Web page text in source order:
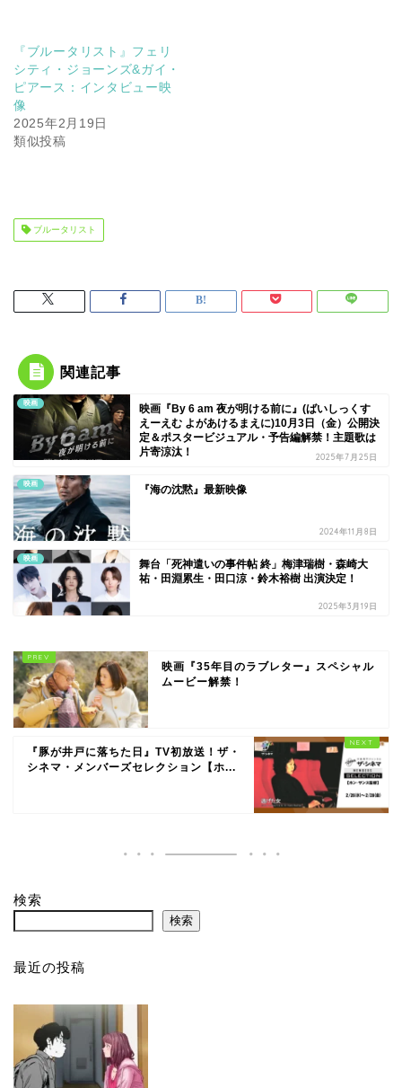
『ブルータリスト』フェリ
シティ・ジョーンズ&ガイ・
ピアース：インタビュー映
像
2025年2月19日
類似投稿
ブルータリスト
関連記事
映画
映画『By 6 am 夜が明ける前に』(ばいしっくす
えーえむ よがあけるまえに)10月3日（金）公開決
定＆ポスタービジュアル・予告編解禁！主題歌は
片寄涼汰！
2025年7月25日
映画 『海の沈黙』最新映像
2024年11月8日
映画
舞台「死神遣いの事件帖 終」梅津瑞樹・森崎大
祐・田淵累生・田口涼・鈴木裕樹 出演決定！
2025年3月19日
映画『35年目のラブレター』スペシャル
ムービー解禁！
『豚が井戸に落ちた日』TV初放送！ザ・
シネマ・メンバーズセレクション【ホ...
検索
検索
最近の投稿